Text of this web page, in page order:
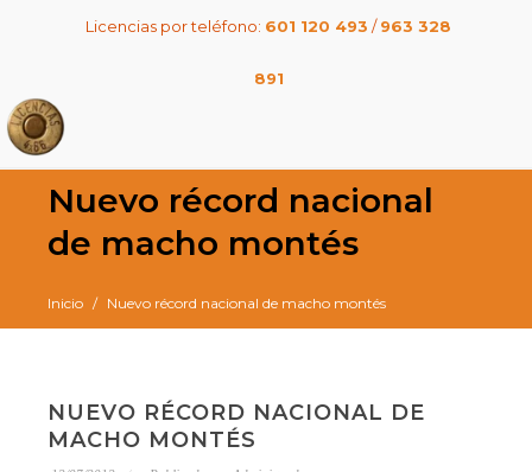
Licencias por teléfono: 601 120 493 /963 328
891
Nuevo récord nacional
de macho montés
Inicio Nuevo récord nacional de macho montés
NUEVO RÉCORD NACIONAL DE
MACHO MONTÉS